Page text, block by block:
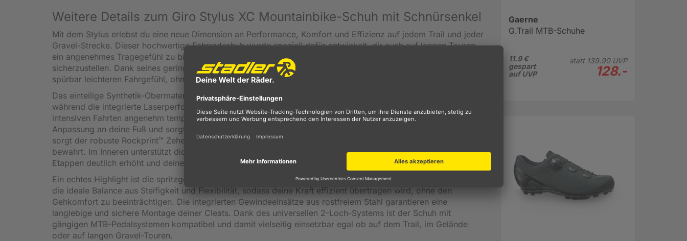
Weitere Details zum Giro Stylus XC Mountainbike-Schuh mit Schnürsenkel
Mit dem Stylus erlebst du eine neue Dimension an Performance, Komfort und Effizienz auf jedem Trail und jeder
Gravel-Strecke. Dieser hochwertige Fahrradschuh wurde speziell dafür entwickelt, dir auch auf langen Touren
ein angenehmes Tragegefühl zu bieten und gleichzeitig eine direkte Kraftübertragung auf das Pedal
sicherzustellen. Dank seines geringen Gewichts von nur etwa 290 Gramm in Größe 43 profitierst du von einem
spürbar leichteren Fahrgefühl, ohne auf Stabilität verzichten zu müssen.
Das einteilige Synthetik-Obermaterial schmiegt sich optimal an deinen Fuß an und reduziert Druckstellen,
während die integrierte Laserperforation für eine effektive Belüftung sorgt. So bleibt dein Fuß auch bei
intensiven Fahrten angenehm temperiert. Die klassische Schnürung ermöglicht dir eine präzise, individuelle
Anpassung an deine Fuß und sorgt für sicheren Halt über den gesamten Tag hinweg. Für zusätzlichen Schutz
sorgt der robuste Rockprint™ Zehenbereich, der dich zuverlässig vor Steinen, Wurzeln und äußeren Einflüssen
bewahrt. Im Inneren unterstützt dich ein ergonomisch geformtes EVA-Fußbett, das den Komfort auch bei langen
Etappen deutlich erhöht und deine Fußstellung stabilisiert.
Ein echtes Highlight ist die spritzgegossene Außensohle aus Nylon und Glasfaser. Diese Kombination sorgt für
die ideale Balance aus Steifigkeit und Flexibilität, sodass deine Kraft effizient übertragen wird, ohne den
Gehkomfort zu beeinträchtigen. Die integrierten Gewindeeinsätze aus rostfreiem Stahl garantieren eine
langlebige und sichere Montage deiner Cleats. Dank des universellen 2-Loch-Systems ist der Schuh mit
gängigen MTB-Pedalsystemen kompatibel und damit vielseitig einsetzbar egal ob auf dem Trail, im Gelände
oder auf langen Gravel-Touren.
Gaerne
G.Trail MTB-Schuhe
11.9 €
gespart
auf UVP
statt 139.90UVP
128.-